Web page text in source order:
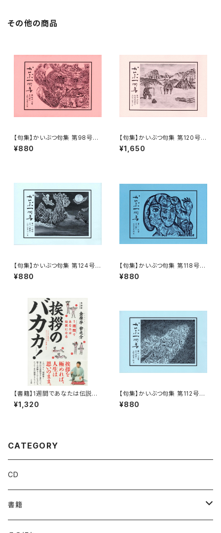
その他の商品
【句集】かいぶつ句集 第98号
「惜」
¥880
【句集】かいぶつ句集 第120号
特別記念号「花風」
¥1,650
【句集】かいぶつ句集 第124号
「入道雲」
¥880
【句集】かいぶつ句集 第118号
「雪」
¥880
【書籍】1週間であなたは伝説に
なる 「 挨拶のバカ力！」【人文書/
自己啓発書】
¥1,320
【句集】かいぶつ句集 第112号
「雨月」
¥880
CATEGORY
CD
書籍